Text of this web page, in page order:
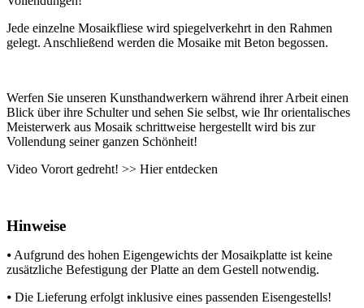
Jede einzelne Mosaikfliese wird spiegelverkehrt in den Rahmen
gelegt. Anschließend werden die Mosaike mit Beton begossen.
Werfen Sie unseren Kunsthandwerkern während ihrer Arbeit einen
Blick über ihre Schulter und sehen Sie selbst, wie Ihr orientalisches
Meisterwerk aus Mosaik schrittweise hergestellt wird bis zur
Vollendung seiner ganzen Schönheit!
Video Vorort gedreht! >> Hier entdecken
Hinweise
⦁ Aufgrund des hohen Eigengewichts der Mosaikplatte ist keine
zusätzliche Befestigung der Platte an dem Gestell notwendig.
⦁ Die Lieferung erfolgt inklusive eines passenden Eisengestells!